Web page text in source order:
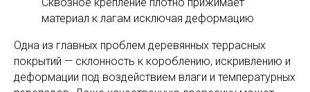
материал к лагам исключая деформацию
Одна из главных проблем деревянных террасных
покрытий — склонность к короблению, искривлению и
деформации под воздействием влаги и температурных